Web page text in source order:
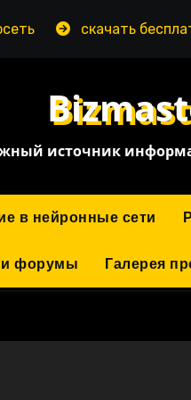
скачать бесплатную
источник
в нейронные сети
и форумы Галерея